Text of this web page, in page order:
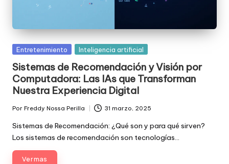
Posted
Entretenimiento Inteligencia artificial
Sistemas de Recomendación y Visión por
Computadora: Las IAs que Transforman
Nuestra Experiencia Digital
Publicado
por
Por Freddy Nossa Perilla 31 marzo, 2025
Sistemas de Recomendación: ¿Qué son y para qué sirven?
Los sistemas de recomendación son tecnologías…
Ver mas